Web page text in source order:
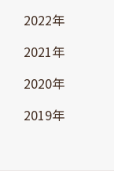
2022年
2021年
2020年
2019年